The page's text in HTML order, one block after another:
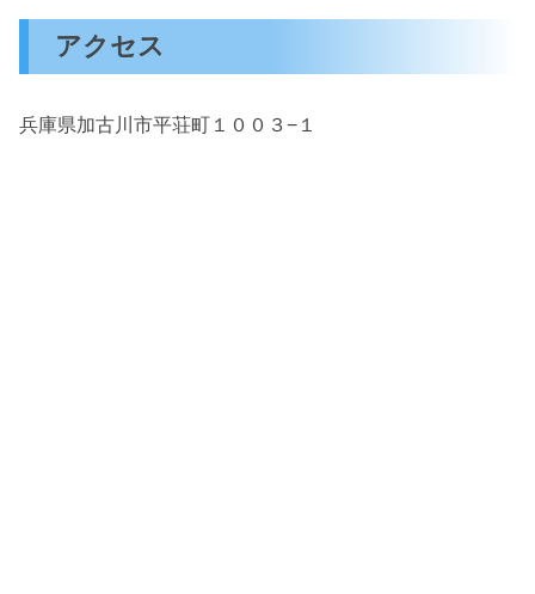
アクセス
兵庫県加古川市平荘町１００３−１